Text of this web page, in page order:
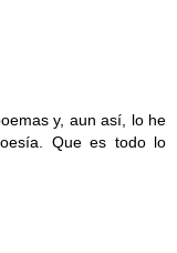
y, aun así, lo he
Que es todo lo